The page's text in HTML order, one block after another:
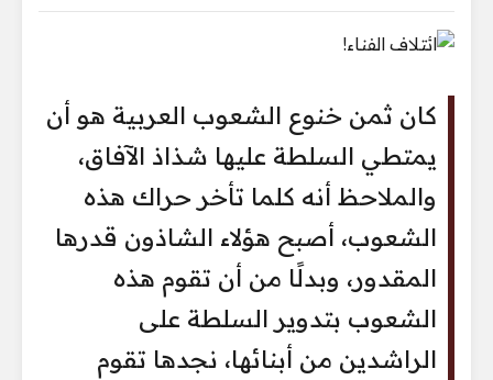
كان ثمن خنوع الشعوب العربية هو أن
يمتطي السلطة عليها شذاذ الآفاق،
والملاحظ أنه كلما تأخر حراك هذه
الشعوب، أصبح هؤلاء الشاذون قدرها
المقدور، وبدلًا من أن تقوم هذه
الشعوب بتدوير السلطة على
الراشدين من أبنائها، نجدها تقوم